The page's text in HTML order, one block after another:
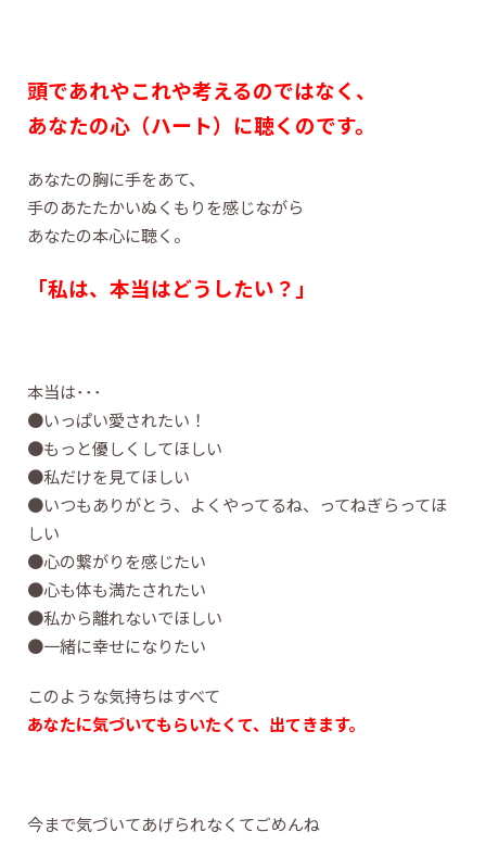
頭であれやこれや考えるのではなく、
あなたの心（ハート）に聴くのです。
あなたの胸に手をあて、
手のあたたかいぬくもりを感じながら
あなたの本心に聴く。
「私は、本当はどうしたい？」
本当は･･･
●いっぱい愛されたい！
●もっと優しくしてほしい
●私だけを見てほしい
●いつもありがとう、よくやってるね、ってねぎらってほ
しい
●心の繋がりを感じたい
●心も体も満たされたい
●私から離れないでほしい
●一緒に幸せになりたい
このような気持ちはすべて
あなたに気づいてもらいたくて、出てきます。
今まで気づいてあげられなくてごめんね